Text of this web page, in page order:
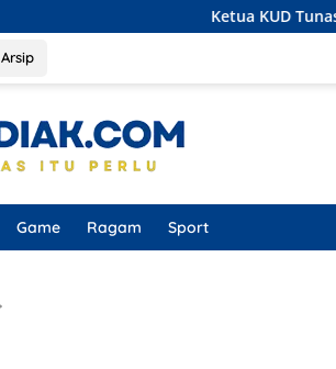
Ketua KUD Tunas Mukti Beri Klarifikasi
Arsip
Game Ragam Sport